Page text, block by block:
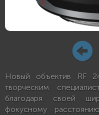
Новый объектив RF
творческим
благодаря своей
фокусному